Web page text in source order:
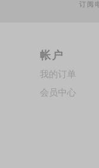
订阅
帐户
我的订单
会员中心